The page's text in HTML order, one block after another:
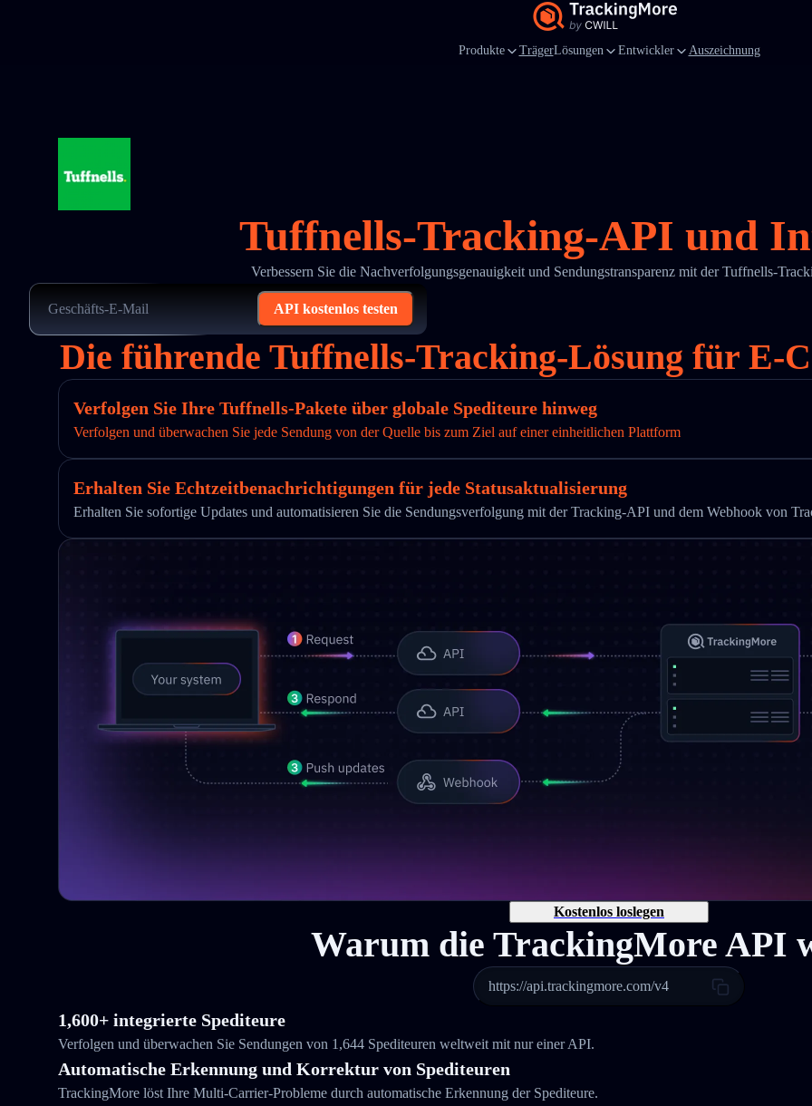
Produkte TrägerLösungen Entwickler Auszeichnung
Tuffnells-Tracking-API und
Verbessern Sie die Nachverfolgungsgenauigkeit und Sendungstransparenz mit der Tuffnells-
API kostenlos testen
Die führende Tuffnells-Tracking-Lösung für E-
Verfolgen Sie Ihre Tuffnells-Pakete über globale Spediteure hinweg
Verfolgen und überwachen Sie jede Sendung von der Quelle bis zum Ziel auf einer einheitlichen Plattform
Erhalten Sie Echtzeitbenachrichtigungen für jede Statusaktualisierung
Erhalten Sie sofortige Updates und automatisieren Sie die Sendungsverfolgung mit der Tracking-API und dem Webhook von
Kostenlos loslegen
Warum die TrackingMore API
https://api.trackingmore.com/v4
1,600+ integrierte Spediteure
Verfolgen und überwachen Sie Sendungen von 1,644 Spediteuren weltweit mit nur einer API.
Automatische Erkennung und Korrektur von Spediteuren
TrackingMore löst Ihre Multi-Carrier-Probleme durch automatische Erkennung der Spediteure.